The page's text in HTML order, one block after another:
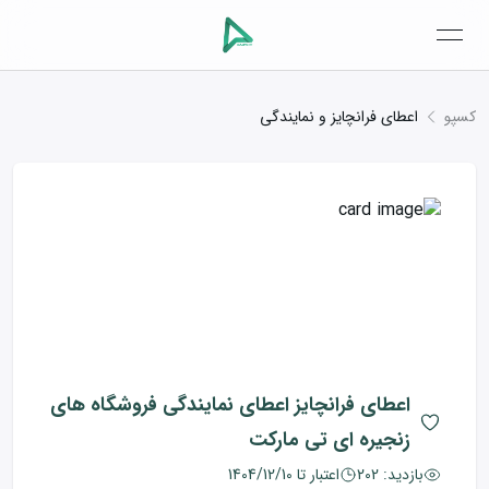
open navigation menu
کسپو اعطای فرانچایز و نمایندگی
اعطای فرانچایز اعطای نمایندگی فروشگاه های
زنجیره ای تی مارکت
بازدید: 202 اعتبار تا 1404/12/10